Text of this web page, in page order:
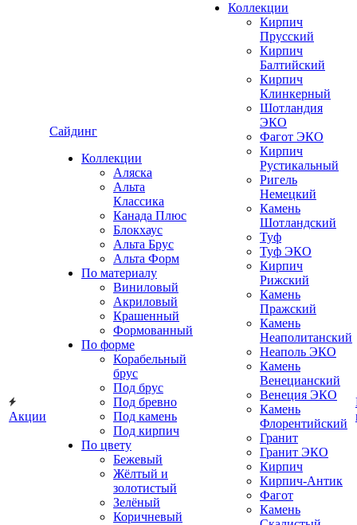
Акции
Сайдинг
Коллекции
Аляска
Альта
Классика
Канада Плюс
Блокхаус
Альта Брус
Альта Форм
По материалу
Виниловый
Акриловый
Крашенный
Формованный
По форме
Корабельный
брус
Под брус
Под бревно
Под камень
Под кирпич
По цвету
Бежевый
Жёлтый и
золотистый
Зелёный
Коричневый
Коллекции
Кирпич
Прусский
Кирпич
Балтийский
Кирпич
Клинкерный
Шотландия
ЭКО
Фагот ЭКО
Кирпич
Рустикальный
Ригель
Немецкий
Камень
Шотландский
Туф
Туф ЭКО
Кирпич
Рижский
Камень
Пражский
Камень
Неаполитанский
Неаполь ЭКО
Камень
Венецианский
Венеция ЭКО
Камень
Флорентийский
Гранит
Гранит ЭКО
Кирпич
Кирпич-Антик
Фагот
Камень